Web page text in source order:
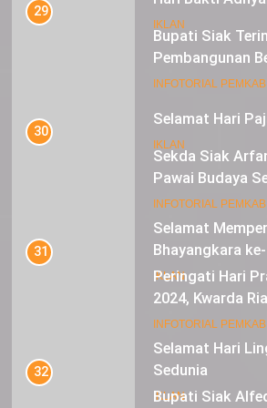
IKLAN
Selamat Hari
IKLAN
Selamat
Bhayangkara
IKLAN
Selamat Hari
Sedunia
IKLAN
29
Bupati Siak
Pembangunan
Lestari Awards
INFOTORIAL
30
Sekda Siak
Pawai Budaya
79
INFOTORIAL
31
Peringati Hari
2024, Kwarda
Sebagai Tuan
INFOTORIAL
32
Bupati Siak